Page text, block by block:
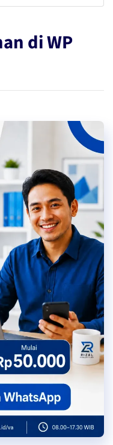
di WP